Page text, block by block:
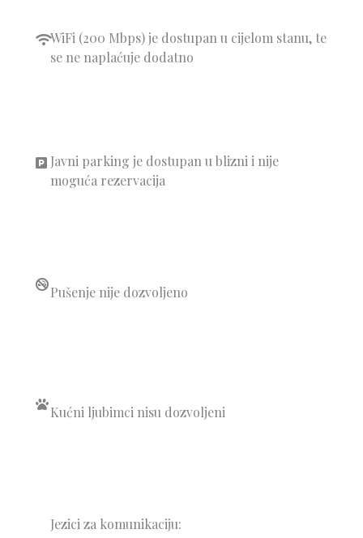
WiFi (200 Mbps) je dostupan u cijelom stanu, te
se ne naplaćuje dodatno
Javni parking je dostupan u blizni i nije
moguća rezervacija
Pušenje nije dozvoljeno
Kućni ljubimci nisu dozvoljeni
Jezici za komunikaciju: